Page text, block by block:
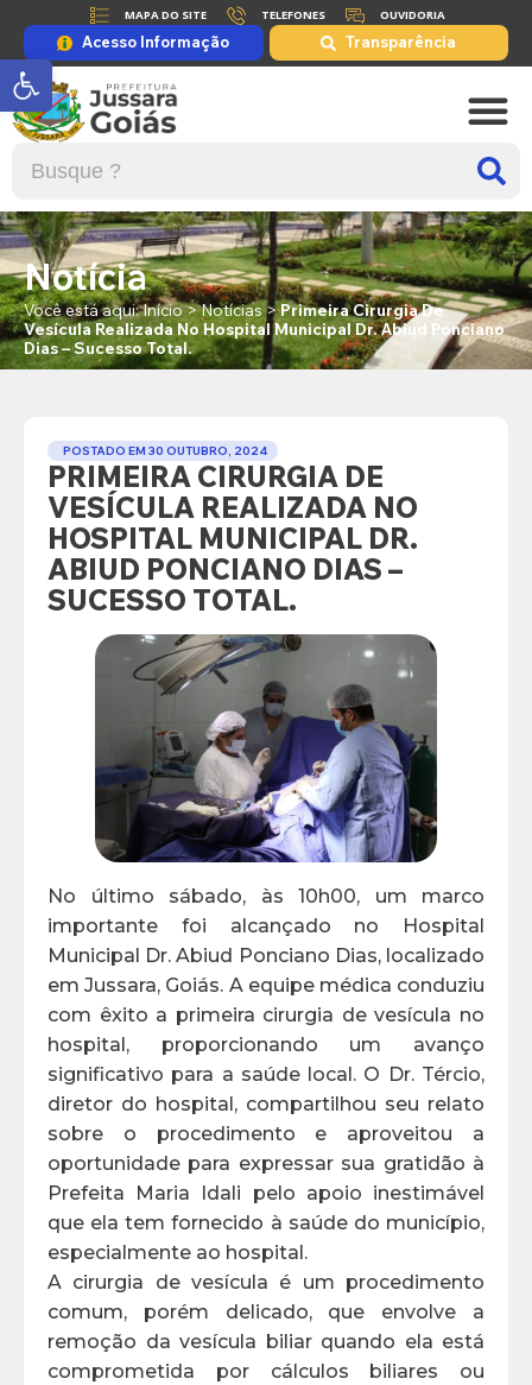
Abrir a barra de ferramentas
MAPA DO SITE TELEFONES OUVIDORIA
Acesso Informação Transparência
Notícia
Você está aqui:Início>Notícias>Primeira Cirurgia De
Vesícula Realizada No Hospital Municipal Dr. Abiud Ponciano
Dias – Sucesso Total.
POSTADO EM 30 OUTUBRO, 2024
PRIMEIRA CIRURGIA DE
VESÍCULA REALIZADA NO
HOSPITAL MUNICIPAL DR.
ABIUD PONCIANO DIAS –
SUCESSO TOTAL.
No último sábado, às 10h00, um marco
importante foi alcançado no Hospital
Municipal Dr. Abiud Ponciano Dias, localizado
em Jussara, Goiás. A equipe médica conduziu
com êxito a primeira cirurgia de vesícula no
hospital, proporcionando um avanço
significativo para a saúde local. O Dr. Tércio,
diretor do hospital, compartilhou seu relato
sobre o procedimento e aproveitou a
oportunidade para expressar sua gratidão à
Prefeita Maria Idali pelo apoio inestimável
que ela tem fornecido à saúde do município,
especialmente ao hospital.
A cirurgia de vesícula é um procedimento
comum, porém delicado, que envolve a
remoção da vesícula biliar quando ela está
comprometida por cálculos biliares ou